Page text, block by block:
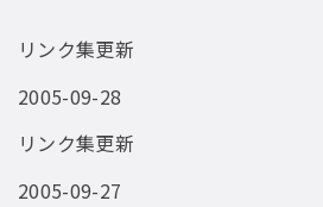
リンク集更新
2005-09-28
リンク集更新
2005-09-27